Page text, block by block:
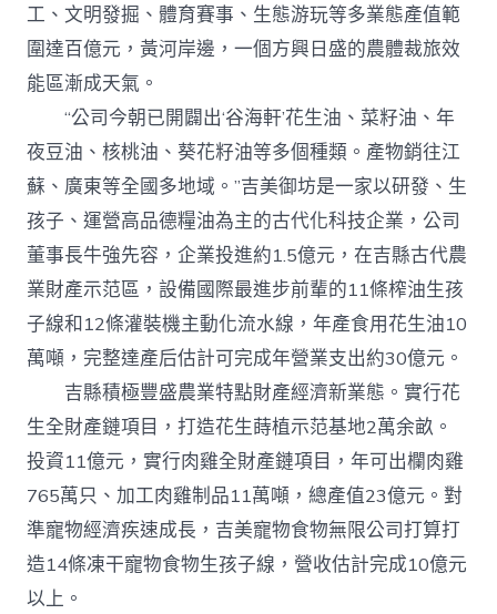
工、文明發掘、體育賽事、生態游玩等多業態產值範
圍達百億元，黃河岸邊，一個方興日盛的農體裁旅效
能區漸成天氣。
“公司今朝已開闢出‘谷海軒’花生油、菜籽油、年
夜豆油、核桃油、葵花籽油等多個種類。產物銷往江
蘇、廣東等全國多地域。”吉美御坊是一家以研發、生
孩子、運營高品德糧油為主的古代化科技企業，公司
董事長牛強先容，企業投進約1.5億元，在吉縣古代農
業財產示范區，設備國際最進步前輩的11條榨油生孩
子線和12條灌裝機主動化流水線，年產食用花生油10
萬噸，完整達產后估計可完成年營業支出約30億元。
吉縣積極豐盛農業特點財產經濟新業態。實行花
生全財產鏈項目，打造花生蒔植示范基地2萬余畝。
投資11億元，實行肉雞全財產鏈項目，年可出欄肉雞
765萬只、加工肉雞制品11萬噸，總產值23億元。對
準寵物經濟疾速成長，吉美寵物食物無限公司打算打
造14條凍干寵物食物生孩子線，營收估計完成10億元
以上。